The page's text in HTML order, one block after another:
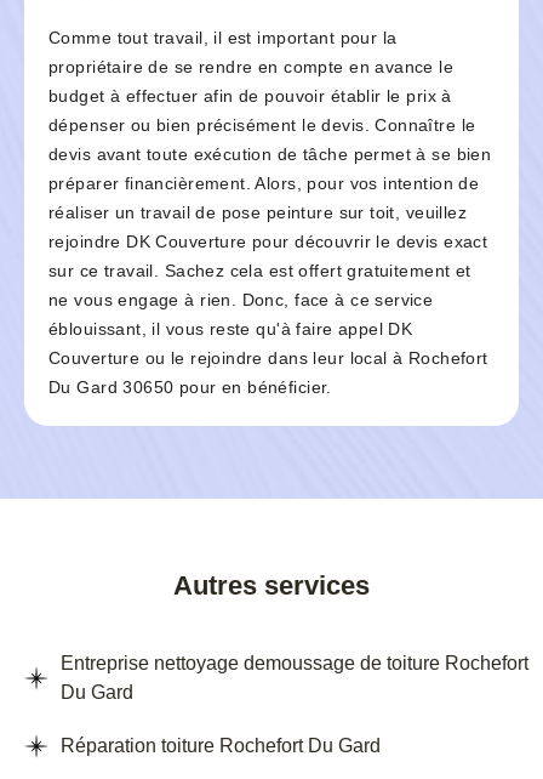
Comme tout travail, il est important pour la
propriétaire de se rendre en compte en avance le
budget à effectuer afin de pouvoir établir le prix à
dépenser ou bien précisément le devis. Connaître le
devis avant toute exécution de tâche permet à se bien
préparer financièrement. Alors, pour vos intention de
réaliser un travail de pose peinture sur toit, veuillez
rejoindre DK Couverture pour découvrir le devis exact
sur ce travail. Sachez cela est offert gratuitement et
ne vous engage à rien. Donc, face à ce service
éblouissant, il vous reste qu'à faire appel DK
Couverture ou le rejoindre dans leur local à Rochefort
Du Gard 30650 pour en bénéficier.
Autres services
Entreprise nettoyage demoussage de toiture Rochefort
Du Gard
Réparation toiture Rochefort Du Gard